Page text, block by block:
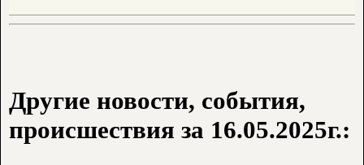
Другие новости, события,
происшествия за 16.05.2025г.: